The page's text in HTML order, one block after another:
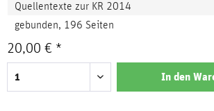
Quellentexte zur KR 2014
gebunden, 196 Seiten
20,00 € *
In den